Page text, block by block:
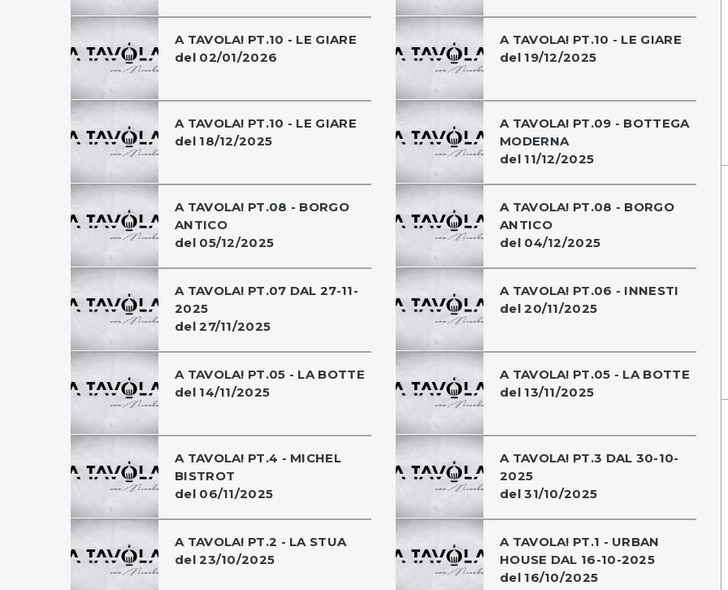
A TAVOLA! PT.10 - LE GIARE
del 02/01/2026
A TAVOLA! PT.10 - LE GIARE
del 19/12/2025
A TAVOLA! PT.10 - LE GIARE
del 18/12/2025
A TAVOLA! PT.09 - BOTTEGA
MODERNA
del 11/12/2025
A TAVOLA! PT.08 - BORGO
ANTICO
del 05/12/2025
A TAVOLA! PT.08 - BORGO
ANTICO
del 04/12/2025
A TAVOLA! PT.07 DAL 27-11-
2025
del 27/11/2025
A TAVOLA! PT.06 - INNESTI
del 20/11/2025
A TAVOLA! PT.05 - LA BOTTE
del 14/11/2025
A TAVOLA! PT.05 - LA BOTTE
del 13/11/2025
A TAVOLA! PT.4 - MICHEL
BISTROT
del 06/11/2025
A TAVOLA! PT.3 DAL 30-10-
2025
del 31/10/2025
A TAVOLA! PT.2 - LA STUA
del 23/10/2025
A TAVOLA! PT.1 - URBAN
HOUSE DAL 16-10-2025
del 16/10/2025